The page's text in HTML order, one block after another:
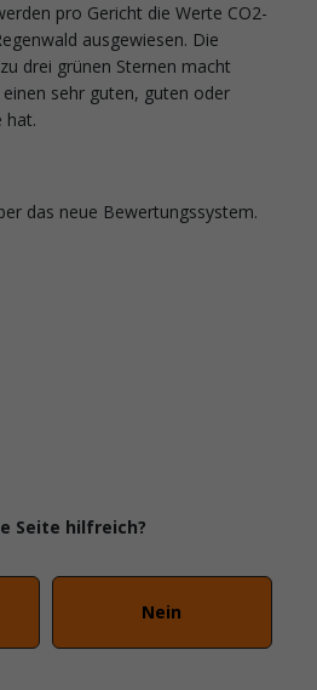
pro Gericht die Werte CO2-
ausgewiesen. Die
drei grünen Sternen macht
sehr guten, guten oder
hat.
das neue Bewertungssystem.
Seite hilfreich?
Nein